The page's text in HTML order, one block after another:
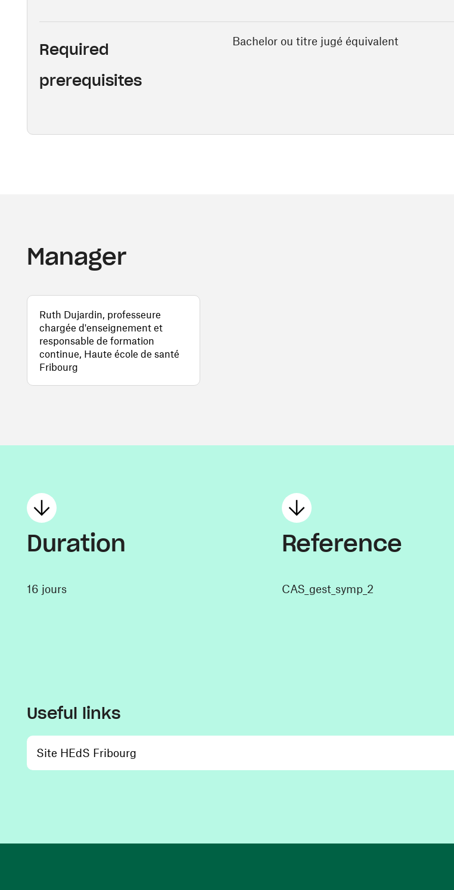
Required
prerequisites
Bachelor ou titre jugé équivalent
Manager
Ruth Dujardin, professeure
chargée d'enseignement et
responsable de formation
continue, Haute école de santé
Fribourg
Duration
16 jours
Reference
CAS_gest_symp_2
Useful links
Site HEdS Fribourg